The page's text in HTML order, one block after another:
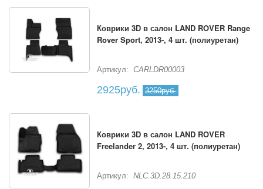
Коврики 3D в салон LAND ROVER Range
Rover Sport, 2013-, 4 шт. (полиуретан)
Артикул: CARLDR00003
2925руб. 3250руб.
Коврики 3D в салон LAND ROVER
Freelander 2, 2013-, 4 шт. (полиуретан)
Артикул: NLC.3D.28.15.210